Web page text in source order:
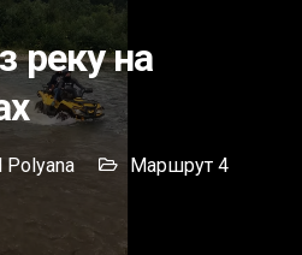
реку на
Polyana Маршрут 4